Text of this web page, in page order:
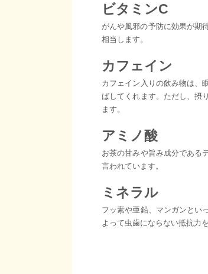
ビタミンC
がんや風邪の予防に効果が期
相当します。
カフェイン
カフェイン入りの飲み物は、
ばしてくれます。ただし、摂
ます。
アミノ酸
お茶の甘みや旨み成分である
言われています。
ミネラル
フッ素や亜鉛、マンガンとい
よって虫歯にならない抵抗力